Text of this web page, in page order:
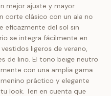
mejor ajuste y mayor
corte clásico con un ala no
eficazmente del sol sin
se integra fácilmente en
ligeros de verano,
de lino. El tono beige neutro
con una amplia gama
práctico y elegante
look. Ten en cuenta que